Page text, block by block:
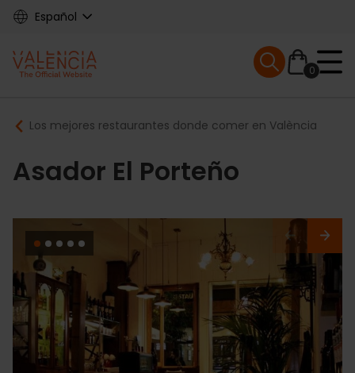
Skip
content
Español
Main
navigation
0
Mobile menu
Breadcrumb
Los mejores restaurantes donde comer en València
Asador El Porteño